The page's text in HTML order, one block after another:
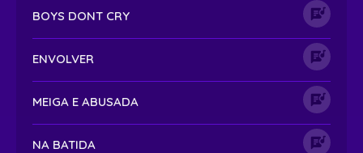
BOYS DONT CRY
ENVOLVER
MEIGA E ABUSADA
NA BATIDA